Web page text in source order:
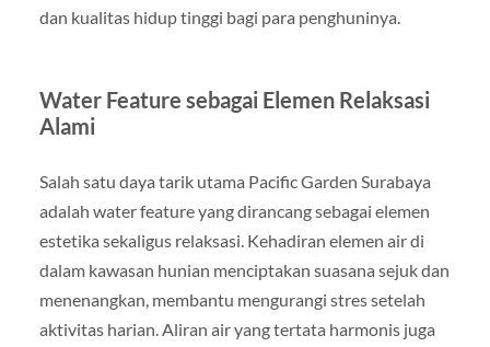
dan kualitas hidup tinggi bagi para penghuninya.
Water Feature sebagai Elemen Relaksasi
Alami
Salah satu daya tarik utama Pacific Garden Surabaya
adalah water feature yang dirancang sebagai elemen
estetika sekaligus relaksasi. Kehadiran elemen air di
dalam kawasan hunian menciptakan suasana sejuk dan
menenangkan, membantu mengurangi stres setelah
aktivitas harian. Aliran air yang tertata harmonis juga